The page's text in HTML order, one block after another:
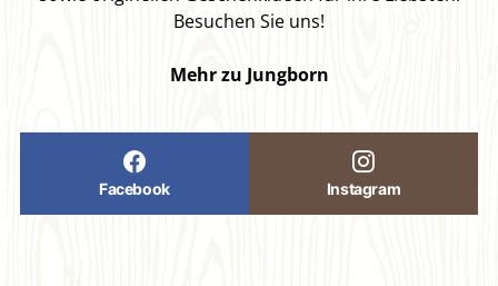
Besuchen Sie uns!
Mehr zu Jungborn
Facebook Instagram